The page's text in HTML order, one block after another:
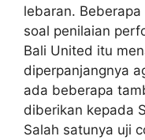
lebaran.
soal penilaian
Bali United itu
diperpanjangnya
ada beberapa
diberikan kepada
Salah satunya uji